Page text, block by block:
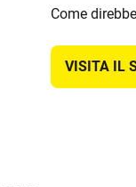
Come
VISITA IL